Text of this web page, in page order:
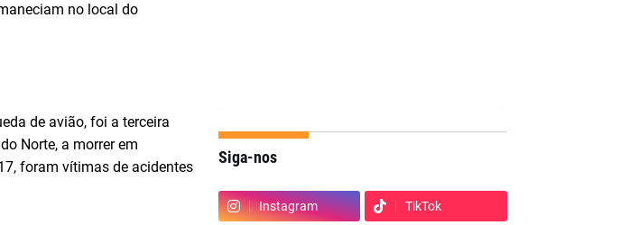
no local do
de avião, foi a terceira
Norte, a morrer em
foram vítimas de acidentes
Siga-nos
Instagram TikTok